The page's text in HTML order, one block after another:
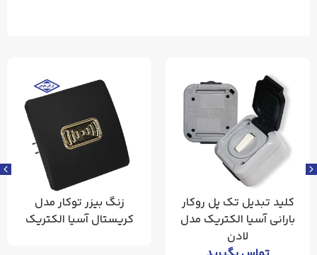
کلید تبدیل تک پل روکار
بارانی آسیا الکتریک مدل
لادن
زنگ بیزر توکار مدل
کریستال آسیا الکتریک